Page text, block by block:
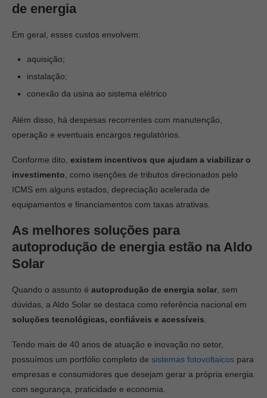
de energia
Em geral, esses custos envolvem:
aquisição;
instalação;
conexão da usina ao sistema elétrico
Além disso, há despesas recorrentes com manutenção,
operação e eventuais encargos regulatórios.
Conforme dito, existem incentivos que ajudam a viabilizar o
investimento , como isenções de tributos direcionados pelo
ICMS em alguns estados, depreciação acelerada de
equipamentos e financiamentos com taxas atrativas.
As melhores soluções para
autoprodução de energia estão na Aldo
Solar
Quando o assunto é autoprodução de energia solar , sem
dúvidas, a Aldo Solar se destaca como referência nacional em
soluções tecnológicas, confiáveis e acessíveis
Tendo mais de 40 anos de atuação e inovação no setor,
possuímos um portfólio completo de sistemas fotovoltaicos para
empresas e consumidores que desejam gerar a própria energia
com segurança, praticidade e economia.